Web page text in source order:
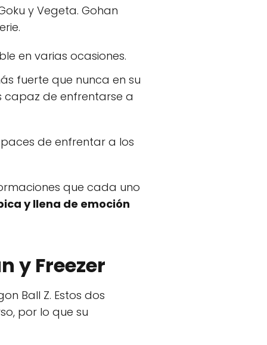
y Vegeta. Gohan
en varias ocasiones.
fuerte que nunca en su
capaz de enfrentarse a
de enfrentar a los
que cada uno
y llena de emoción
y Freezer
Ball Z. Estos dos
por lo que su